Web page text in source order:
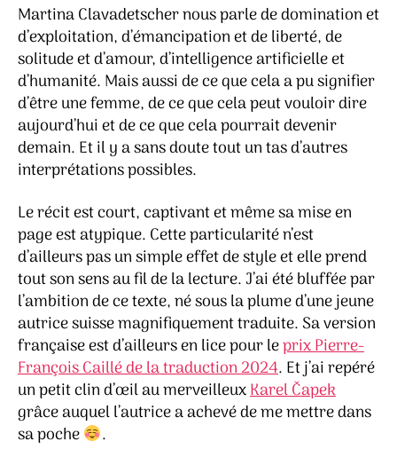
Martina Clavadetscher nous parle de domination et
d’exploitation, d’émancipation et de liberté, de
solitude et d’amour, d’intelligence artificielle et
d’humanité. Mais aussi de ce que cela a pu signifier
d’être une femme, de ce que cela peut vouloir dire
aujourd’hui et de ce que cela pourrait devenir
demain. Et il y a sans doute tout un tas d’autres
interprétations possibles.
Le récit est court, captivant et même sa mise en
page est atypique. Cette particularité n’est
d’ailleurs pas un simple effet de style et elle prend
tout son sens au fil de la lecture. J’ai été bluffée par
l’ambition de ce texte, né sous la plume d’une jeune
autrice suisse magnifiquement traduite. Sa version
française est d’ailleurs en lice pour leprix Pierre-
François Caillé de la traduction 2024. Et j’ai repéré
un petit clin d’œil au merveilleuxKarel Čapek
grâce auquel l’autrice a achevé de me mettre dans
sa poche
.